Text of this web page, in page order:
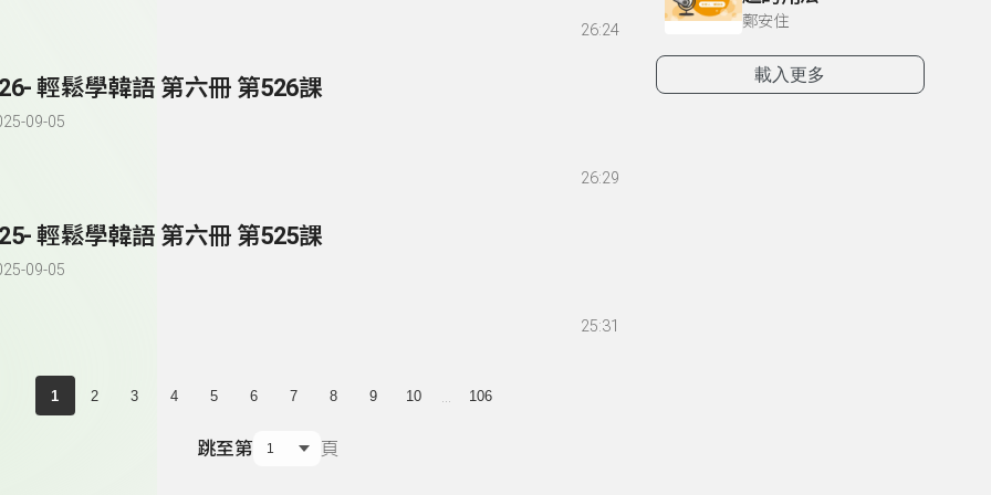
26:24
輕鬆學韓語 第六冊 第526課
09-05
26:29
輕鬆學韓語 第六冊 第525課
09-05
25:31
1 2 3 4 5 6 7 8 9 10 106
跳至第 頁
鄭安住
載入更多